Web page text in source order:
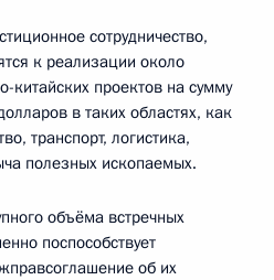
сотрудничество,
к реализации около
китайских проектов на сумму
в таких областях, как
транспорт, логистика,
полезных ископаемых.
объёма встречных
поспособствует
об их